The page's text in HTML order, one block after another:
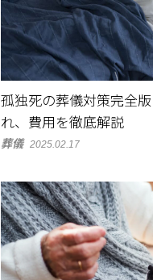
孤独死の葬儀対策完全
れ、費用を徹底解説
葬儀 2025.02.17